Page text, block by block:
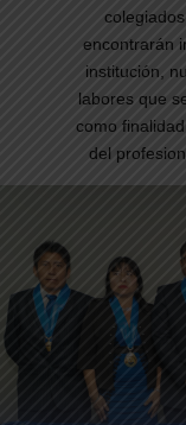
encontrarán
institución,
labores que
como
del